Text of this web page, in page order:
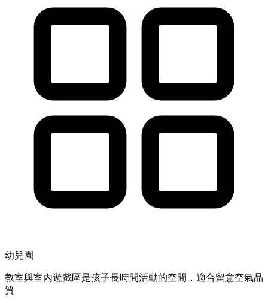
幼兒園
教室與室內遊戲區是孩子長時間活動的空間，適合留意空氣品
質